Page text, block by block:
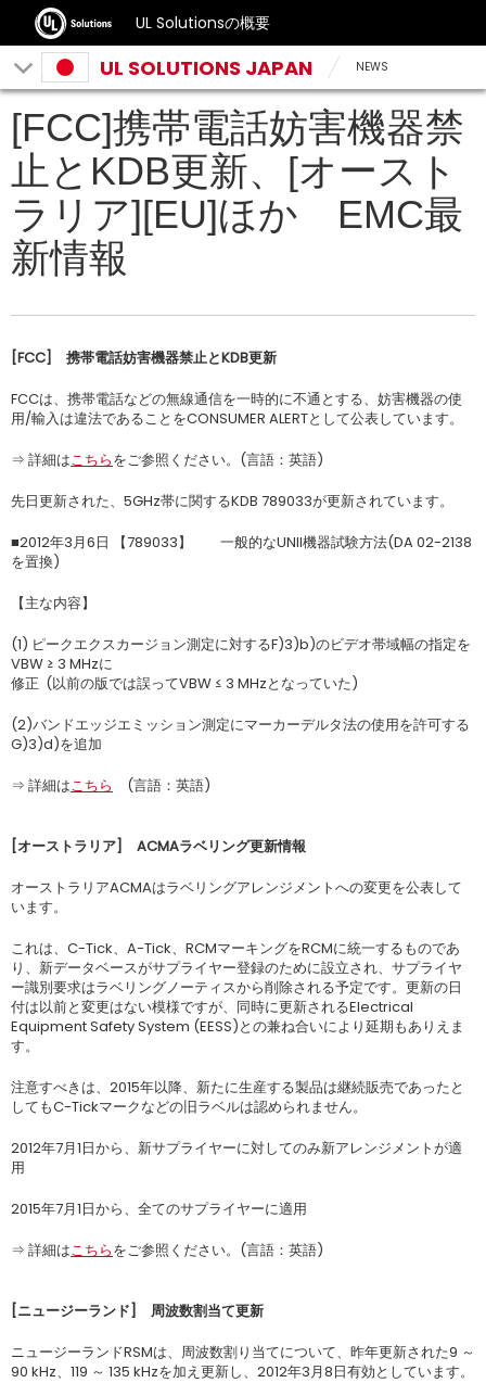
UL Solutionsの概要
UL SOLUTIONS JAPAN NEWS
[FCC]携帯電話妨害機器禁
止とKDB更新、[オースト
ラリア][EU]ほか EMC最
新情報
[FCC] 携帯電話妨害機器禁止とKDB更新
FCCは、携帯電話などの無線通信を一時的に不通とする、妨害機器の使
用/輸入は違法であることをCONSUMER ALERTとして公表しています。
⇒ 詳細はこちらをご参照ください。(言語：英語)
先日更新された、5GHz帯に関するKDB 789033が更新されています。
■2012年3月6日 【789033】 一般的なUNII機器試験方法(DA 02-2138
を置換)
【主な内容】
(1) ピークエクスカージョン測定に対するF)3)b)のビデオ帯域幅の指定を
VBW ≥ 3 MHzに
修正 (以前の版では誤ってVBW ≤ 3 MHzとなっていた)
(2)バンドエッジエミッション測定にマーカーデルタ法の使用を許可する
G)3)d)を追加
⇒ 詳細はこちら (言語：英語)
[オーストラリア] ACMAラベリング更新情報
オーストラリアACMAはラベリングアレンジメントへの変更を公表して
います。
これは、C-Tick、A-Tick、RCMマーキングをRCMに統一するものであ
り、新データベースがサプライヤー登録のために設立され、サプライヤ
ー識別要求はラベリングノーティスから削除される予定です。更新の日
付は以前と変更はない模様ですが、同時に更新されるElectrical
Equipment Safety System (EESS)との兼ね合いにより延期もありえま
す。
注意すべきは、2015年以降、新たに生産する製品は継続販売であったと
してもC-Tickマークなどの旧ラベルは認められません。
2012年7月1日から、新サプライヤーに対してのみ新アレンジメントが適
用
2015年7月1日から、全てのサプライヤーに適用
⇒ 詳細はこちらをご参照ください。(言語：英語)
[ニュージーランド] 周波数割当て更新
ニュージーランドRSMは、周波数割り当てについて、昨年更新された9 ～
90 kHz、119 ～ 135 kHzを加え更新し、2012年3月8日有効としています。